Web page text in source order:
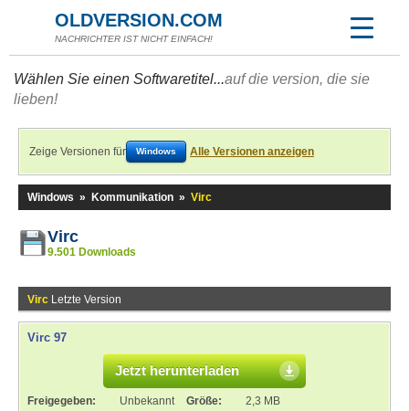
OLDVERSION.COM
NACHRICHTER IST NICHT EINFACH!
Wählen Sie einen Softwaretitel...auf die version, die sie
lieben!
Zeige Versionen für Windows Alle Versionen anzeigen
Windows » Kommunikation » Virc
Virc
9.501 Downloads
Virc Letzte Version
Virc 97
Jetzt herunterladen
Freigegeben: Unbekannt Größe:
2,3 MB